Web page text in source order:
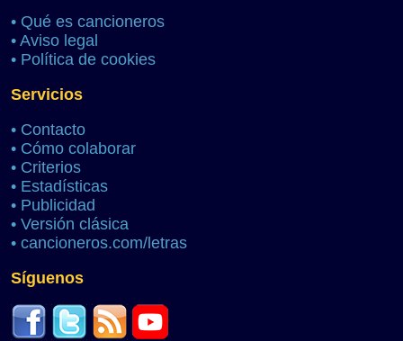
• Qué es cancioneros
• Aviso legal
• Política de cookies
Servicios
• Contacto
• Cómo colaborar
• Criterios
• Estadísticas
• Publicidad
• Versión clásica
• cancioneros.com/letras
Síguenos